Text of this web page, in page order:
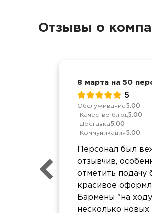
Отзывы о
8 марта на 50
5
Обслуживание5.00
Качество блюд5.00
Доставка5.00
Коммуникация5.00
Персонал был
отзывчив,
отметить подачу
красивое
Бармены "на
несколько новых